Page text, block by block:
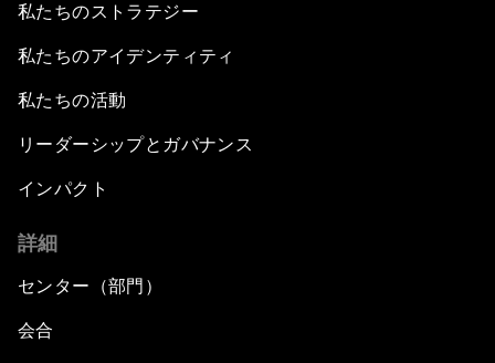
私たちのストラテジー
私たちのアイデンティティ
私たちの活動
リーダーシップとガバナンス
インパクト
詳細
センター（部門）
会合